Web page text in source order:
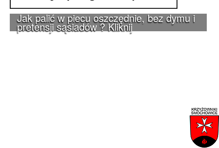
Jak palić w piecu oszczędnie, bez dymu i
pretensji sąsiadów ? Kliknij